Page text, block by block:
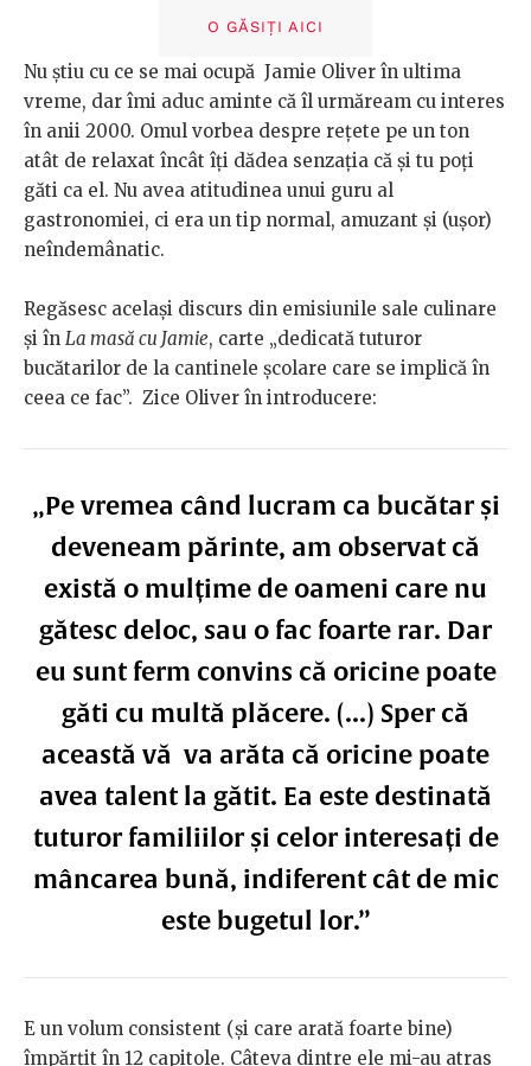
O GĂSIȚI AICI
Nu știu cu ce se mai ocupă Jamie Oliver în ultima
vreme, dar îmi aduc aminte că îl urmăream cu interes
în anii 2000. Omul vorbea despre rețete pe un ton
atât de relaxat încât îți dădea senzația că și tu poți
găti ca el. Nu avea atitudinea unui guru al
gastronomiei, ci era un tip normal, amuzant și (ușor)
neîndemânatic.
Regăsesc același discurs din emisiunile sale culinare
și în La masă cu Jamie, carte „dedicată tuturor
bucătarilor de la cantinele școlare care se implică în
ceea ce fac”. Zice Oliver în introducere:
„Pe vremea când lucram ca bucătar și
deveneam părinte, am observat că
există o mulțime de oameni care nu
gătesc deloc, sau o fac foarte rar. Dar
eu sunt ferm convins că oricine poate
găti cu multă plăcere. (...) Sper că
această vă va arăta că oricine poate
avea talent la gătit. Ea este destinată
tuturor familiilor și celor interesați de
mâncarea bună, indiferent cât de mic
este bugetul lor.”
E un volum consistent (și care arată foarte bine)
împărțit în 12 capitole. Câteva dintre ele mi-au atras